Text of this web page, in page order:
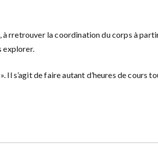
rretrouver la coordination du corps à
explorer.
s’agit de faire autant d’heures de cours